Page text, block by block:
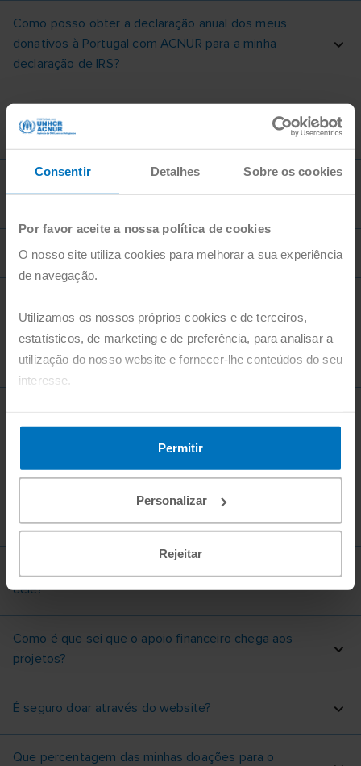
Consentir Detalhes Sobre os cookies
Por favor aceite a nossa política de cookies
O nosso site utiliza cookies para melhorar a sua experiência
de navegação.
Utilizamos os nossos próprios cookies e de terceiros,
estatísticos, de marketing e de preferência, para analisar a
utilização do nosso website e fornecer-lhe conteúdos do seu
interesse.
"Aceitar". Pode também recusá-los, configurá-los e obter
Permitir
Personalizar
Rejeitar
Como posso obter a declaração anual dos meus
donativos à Portugal com ACNUR para a minha
declaração de IRS?
contribuição?
Quero doar alimentos, roupas, medicamentos, etc.
preferimos que faça as suas contribuições
regulares através de uma conta bancária em vez de
através de cartão de crédito?
tornar-se doador mensal como uma forma de
Como posso tornar-me doador mensal ou fazer
uma doação à Portugal com ACNUR?
dele?
Como é que sei que o apoio financeiro chega aos
projetos?
É seguro doar através do website?
Que percentagem das minhas doações para o